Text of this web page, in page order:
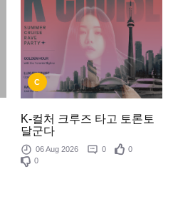
C
K-컬처 크루즈 타고 토론토
달군다
06 Aug 2026 0
0
0